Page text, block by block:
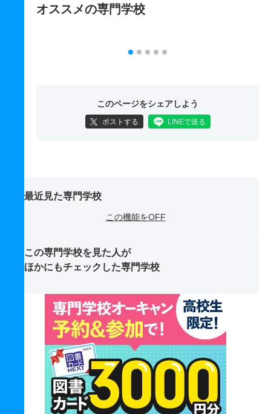
オススメの専門学校
このページをシェアしよう
ポストする LINEで送る
最近見た専門学校
この機能をOFF
この専門学校を見た人が
ほかにもチェックした専門学校